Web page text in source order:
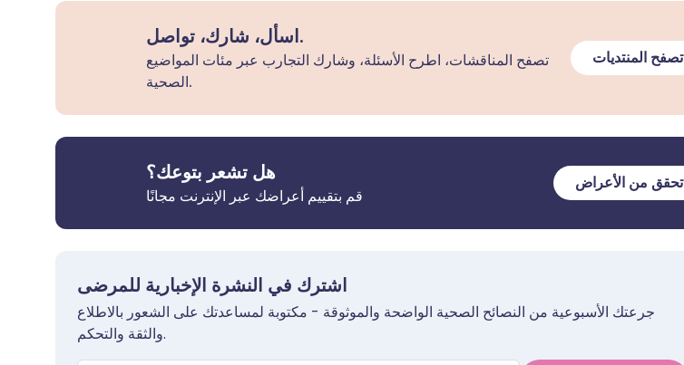
اسأل، شارك، تواصل.
تصفح المناقشات، اطرح الأسئلة، وشارك التجارب عبر مئات المواضيع
الصحية.
تصفح المنتديات
هل تشعر بتوعك؟
قم بتقييم أعراضك عبر الإنترنت مجانًا
تحقق من الأعراض
اشترك في النشرة الإخبارية للمرضى
جرعتك الأسبوعية من النصائح الصحية الواضحة والموثوقة - مكتوبة لمساعدتك على الشعور بالاطلاع
والثقة والتحكم.